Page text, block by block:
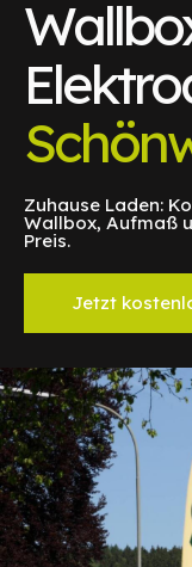
Zuhause Laden:
Wallbox, Aufmaß
Preis.
Jetzt